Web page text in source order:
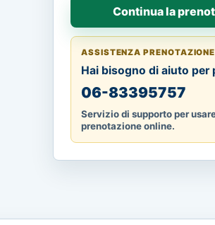
Continua la
ASSISTENZA
Hai bisogno di aiuto per
06-83395757
Servizio di supporto per
prenotazione online.